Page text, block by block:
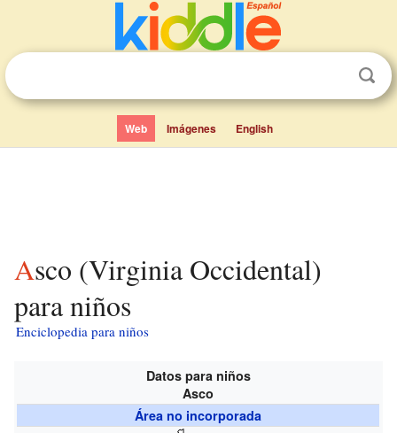
Web Imágenes English
Asco (Virginia Occidental)
para niños
Enciclopedia para niños
Datos para niños
Asco
Área no incorporada